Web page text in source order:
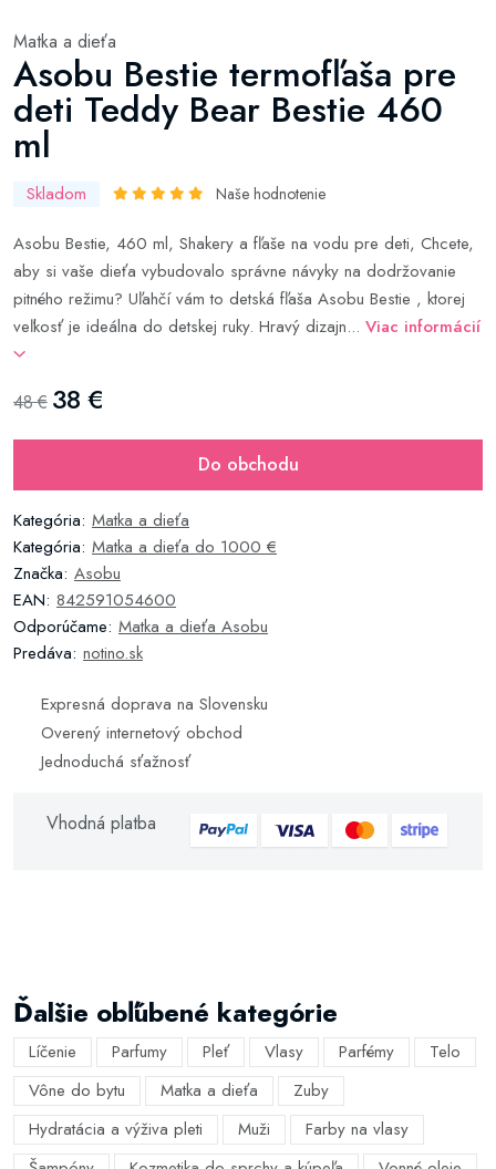
Matka a dieťa
Asobu Bestie termofľaša pre
deti Teddy Bear Bestie 460
ml
Skladom Naše hodnotenie
Asobu Bestie, 460 ml, Shakery a fľaše na vodu pre deti, Chcete,
aby si vaše dieťa vybudovalo správne návyky na dodržovanie
pitného režimu? Uľahčí vám to detská fľaša Asobu Bestie , ktorej
veľkosť je ideálna do detskej ruky. Hravý dizajn... Viac informácií
48 € 38 €
Do obchodu
Kategória: Matka a dieťa
Kategória: Matka a dieťa do 1000 €
Značka: Asobu
EAN: 842591054600
Odporúčame: Matka a dieťa Asobu
Predáva: notino.sk
Expresná doprava na Slovensku
Overený internetový obchod
Jednoduchá sťažnosť
Vhodná platba
Ďalšie obľúbené kategórie
Líčenie Parfumy Pleť Vlasy Parfémy
Telo
Vône do bytu
Matka a dieťa
Zuby
Hydratácia a výživa pleti
Muži
Farby na vlasy